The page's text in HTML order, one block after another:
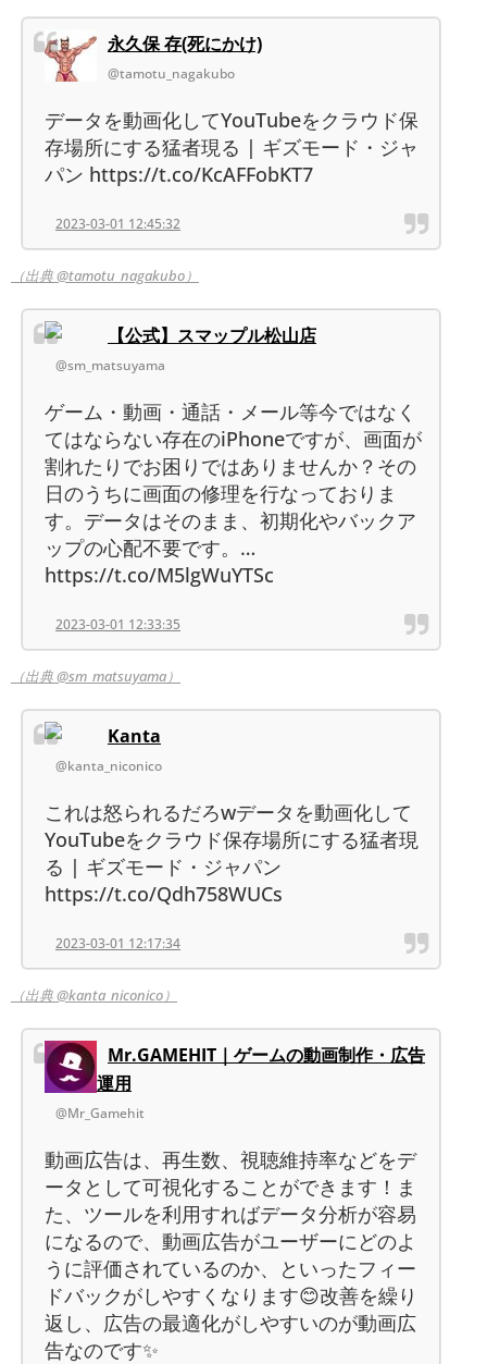
永久保 存(死にかけ)
@tamotu_nagakubo
データを動画化してYouTubeをクラウド保
存場所にする猛者現る | ギズモード・ジャ
パン https://t.co/KcAFFobKT7
2023-03-01 12:45:32
（出典 @tamotu_nagakubo）
【公式】スマップル松山店
@sm_matsuyama
ゲーム・動画・通話・メール等今ではなく
てはならない存在のiPhoneですが、画面が
割れたりでお困りではありませんか？その
日のうちに画面の修理を行なっておりま
す。データはそのまま、初期化やバックア
ップの心配不要です。…
https://t.co/M5lgWuYTSc
2023-03-01 12:33:35
（出典 @sm_matsuyama）
Kanta
@kanta_niconico
これは怒られるだろwデータを動画化して
YouTubeをクラウド保存場所にする猛者現
る | ギズモード・ジャパン
https://t.co/Qdh758WUCs
2023-03-01 12:17:34
（出典 @kanta_niconico）
Mr.GAMEHIT｜ゲームの動画制作・広告
運用
@Mr_Gamehit
動画広告は、再生数、視聴維持率などをデ
ータとして可視化することができます！ま
た、ツールを利用すればデータ分析が容易
になるので、動画広告がユーザーにどのよ
うに評価されているのか、といったフィー
ドバックがしやすくなります😊改善を繰り
返し、広告の最適化がしやすいのが動画広
告なのです✨